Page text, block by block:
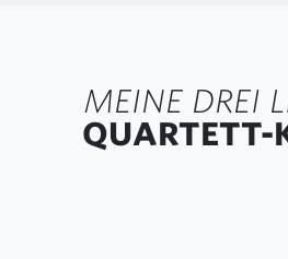
MEINE DREI
QUARTETT-